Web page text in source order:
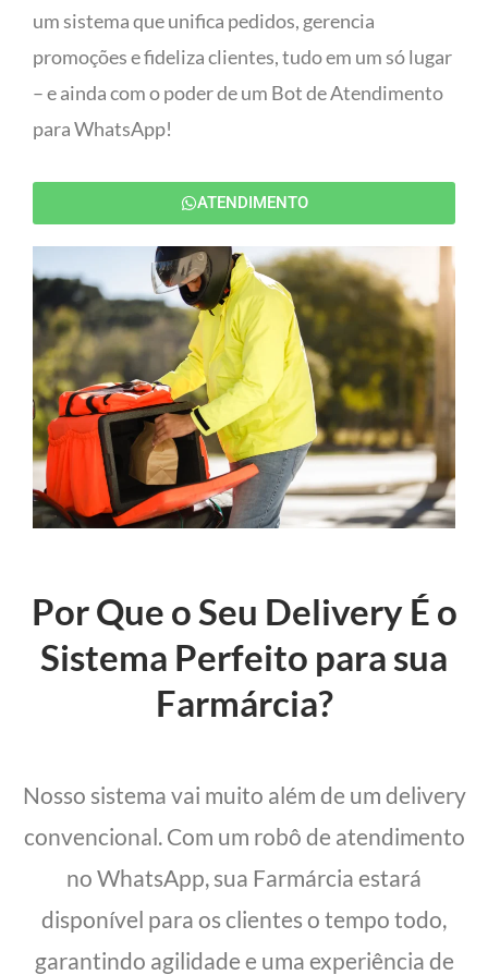
um sistema que unifica pedidos, gerencia
promoções e fideliza clientes, tudo em um só lugar
– e ainda com o poder de um Bot de Atendimento
para WhatsApp!
ATENDIMENTO
Por Que o Seu Delivery É o
Sistema Perfeito para sua
Farmárcia?
Nosso sistema vai muito além de um delivery
convencional. Com um robô de atendimento
no WhatsApp, sua Farmárcia estará
disponível para os clientes o tempo todo,
garantindo agilidade e uma experiência de